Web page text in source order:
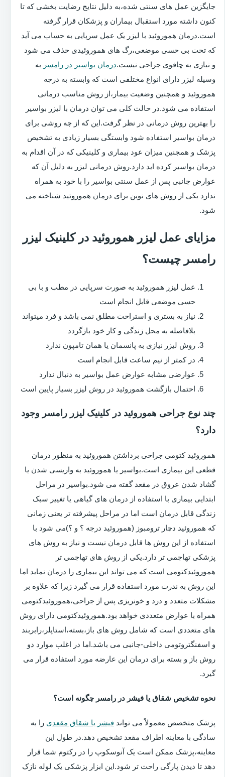
جایگزین عمل های سنتی شده،به دلیل نتایج رضایت بخشی که تا
کنون داشته مورد استقبال بیماران و پزشکان قرار گرفته
است.درمان هموروئید با لیزر یک عمل سرپایی به حساب می آید
که تحت بی حسی موضعی،رگ های هموروئیدی حذف می شود
و نیازی به چاقوی جراحی نیست.درمان بواسیر در رامسر به
وسیله لیزر دارای انواع مختلفی است که وابسته به درجه
هموروئید و همچنین وضعیت بیمار،از روش مناسب درمانی
استفاده می شود.در حالت کلی می توان درمان با لیزر بواسیر
را بهترین روش درمانی در نظر گرفت.این که از چه روشی برای
درمان بواسیر استفاده شود وابستگی بسیار زیادی به تشخیص
پزشک و همچنین میزان عود بیماری و کلینیکی که در آن اقدام به
درمان بواسیر کرده اید دارد.روش درمانی لیزر به دلیل آن که
عوارض جانبی پس از عمل سنتی بواسیر را با خود به همراه
ندارد یکی از روش های نوین برای درمان هموروئید شناخته می
شود.
مزایای عمل لیزر هموروئید در کلینیک لیزر
رامسر چیست؟
عمل لیزر هموروئید به صورت سرپایی در مطب و با بی
حسی موضعی قابل انجام است
نیاز به بستری و استراحت مطلق نمی باشد و فرد میتواند
بلافاصله به محل زندگی و کار خود بازگردد
روش لیزر نیازی به پانسمان یا همان تامپون ندارد
در کمتر از نیم ساعت قابل انجام است
عوارضی مشابه عوارض عمل بواسیر به دنبال ندارد
احتمال بازگشت هموروئید در روش لیزر بسیار پایین است
چند نوع جراحی هموروئید در کلینیک لیزر رامسر وجود
دارد؟
هموروئید کتومی جراحی برداشتن هموروئید به منظور درمان
قطعی این بیماری است.بواسیر یا هموروئید به واریسی شدن یا
گشاد شدن عروق در مقعد گفته می شود.بواسیر در مراحل
ابتدایی بیماری با استفاده از درمان های گیاهی یا تغییر سبک
زندگی قابل درمان است اما در مراحل پیشرفته تر یعنی زمانی
که هموروئید دچار ترومبوز (هموروئید درجه ؟ و ؟)می شود با
استفاده از این روش ها قابل درمان نیست و نیاز به روش های
پزشکی تهاجمی تر دارد.یکی از روش های تهاجمی تر
هموروئیدکتومی است که می تواند این بیماری را درمان نماید اما
این روش به ندرت مورد استفاده قرار می گیرد زیرا که علاوه بر
مشکلات متعدد و درد و خونریزی پس از جراحی،هموروئیدکتومی
همراه با عوارض متعددی خواهد بود.هموروئیدکتومی دارای روش
های متعددی است که شامل روش های باز،بسته،استاپلر،رابربند
و اسفنگتروتومی داخلی-جانبی می باشد.اما در اغلب موارد دو
روش باز و بسته برای درمان این عارضه مورد استفاده قرار می
گیرد.
نحوه تشخیص شقاق یا فیشر در رامسر چگونه است؟
پزشک متخصص معمولاً می تواند فیشر یا شقاق مقعدی را به
سادگی با معاینه اطراف مقعد تشخیص دهد.در طول این
معاینه،پزشک ممکن است یک آنوسکوپ را در رکتوم شما قرار
دهد تا دیدن پارگی راحت تر شود.این ابزار پزشکی یک لوله نازک